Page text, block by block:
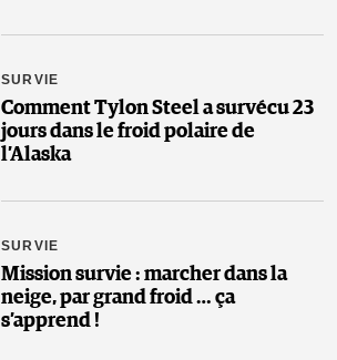
SURVIE
Comment Tylon Steel a survécu 23
jours dans le froid polaire de
l’Alaska
SURVIE
Mission survie : marcher dans la
neige, par grand froid … ça
s’apprend !